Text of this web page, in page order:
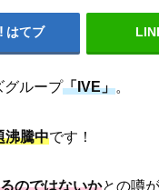
はてブ
グループ「IVE」。
沸騰中です！
のではないかとの噂